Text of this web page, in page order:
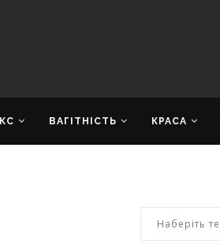
ВАГІТНІСТЬ КРАСА